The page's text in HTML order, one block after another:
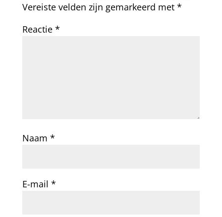
Vereiste velden zijn gemarkeerd met *
Reactie *
Naam *
E-mail *